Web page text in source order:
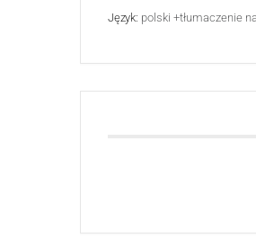
Język: polski +tłumaczenie